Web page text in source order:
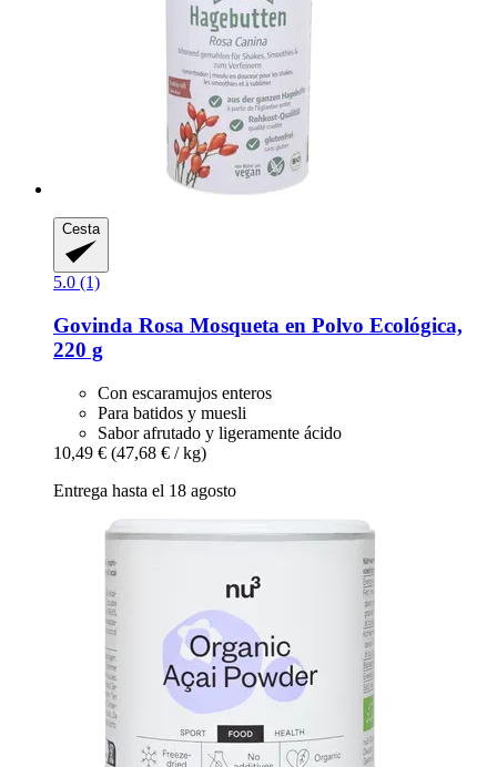
Cesta
5.0 (1)
Govinda Rosa Mosqueta en Polvo Ecológica,
220 g
Con escaramujos enteros
Para batidos y muesli
Sabor afrutado y ligeramente ácido
10,49 € (47,68 € / kg)
Entrega hasta el 18 agosto